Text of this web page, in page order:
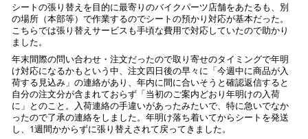
ご注文時に情報をお知らせ致しますので、指定の口座に
入金確認が取れ次第、商品を手配させて頂きます。
※ お支払期限はご注文日より7日以内とさせて頂いてお
り、万が一過ぎてしまった場合はご注文をキャンセルさ
せて頂きます。
※ 振込手数料はご負担ください。
シートの張り替えを目的に最寄りのバイクパーツ店舗をあたるも、別
の場所（本部等）で作業するのでシートの預かり対応が基本だった。
こちらでは張り替えサービスも手頃な費用で対応していたので助かり
ました。
年末間際の問い合わせ・注文だったので取り寄せのタイミングで年明
け対応になるかもという中、注文四日後の早々に「今週中に商品が入
荷する見込み」の連絡があり、年内に間に合いそうと確認返信すると
自分の注文分が含まれておらず「当初のご案内どおり年明けの入荷
に」とのこと。入荷連絡の手違いがあったみたいで、特に急いでなか
ったので了承の連絡をしました。年明け落ち着いてからシートを発送
し、1週間かからずに張り替えされて戻ってきました。